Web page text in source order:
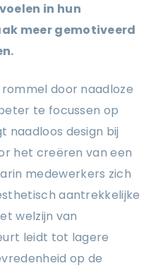
in hun
meer gemotiveerd
door naadloze
te focussen op
naadloos design bij
het creëren van een
medewerkers zich
aantrekkelijke
welzijn van
leidt tot lagere
op de